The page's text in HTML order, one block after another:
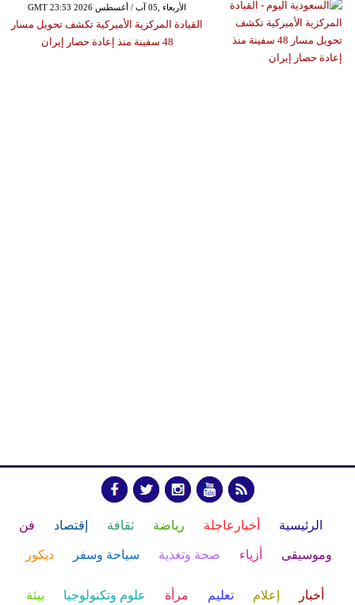
GMT 23:53 2026 الأربعاء ,05 آب / أغسطس
القيادة المركزية الأميركية تكشف تحويل مسار
48 سفينة منذ إعادة حصار إيران
الرئيسية أخبارعاجلة رياضة ثقافة إقتصاد فن
وموسيقى أزياء صحة وتغذية سياحة وسفر ديكور
أخبار إعلام تعليم مرأة علوم وتكنولوجيا بيئة